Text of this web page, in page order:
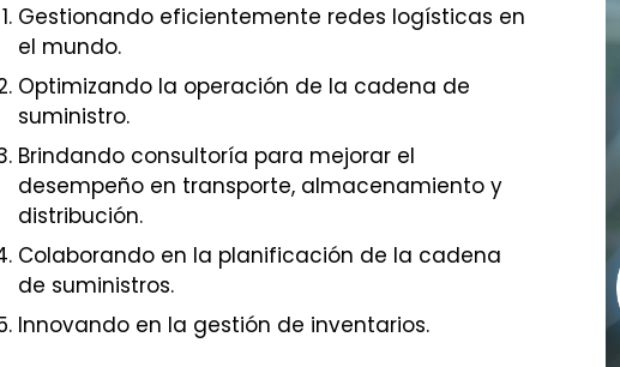
Gestionando eficientemente redes logísticas en
el mundo.
Optimizando la operación de la cadena de
suministro.
Brindando consultoría para mejorar el
desempeño en transporte, almacenamiento y
distribución.
Colaborando en la planificación de la cadena
de suministros.
Innovando en la gestión de inventarios.